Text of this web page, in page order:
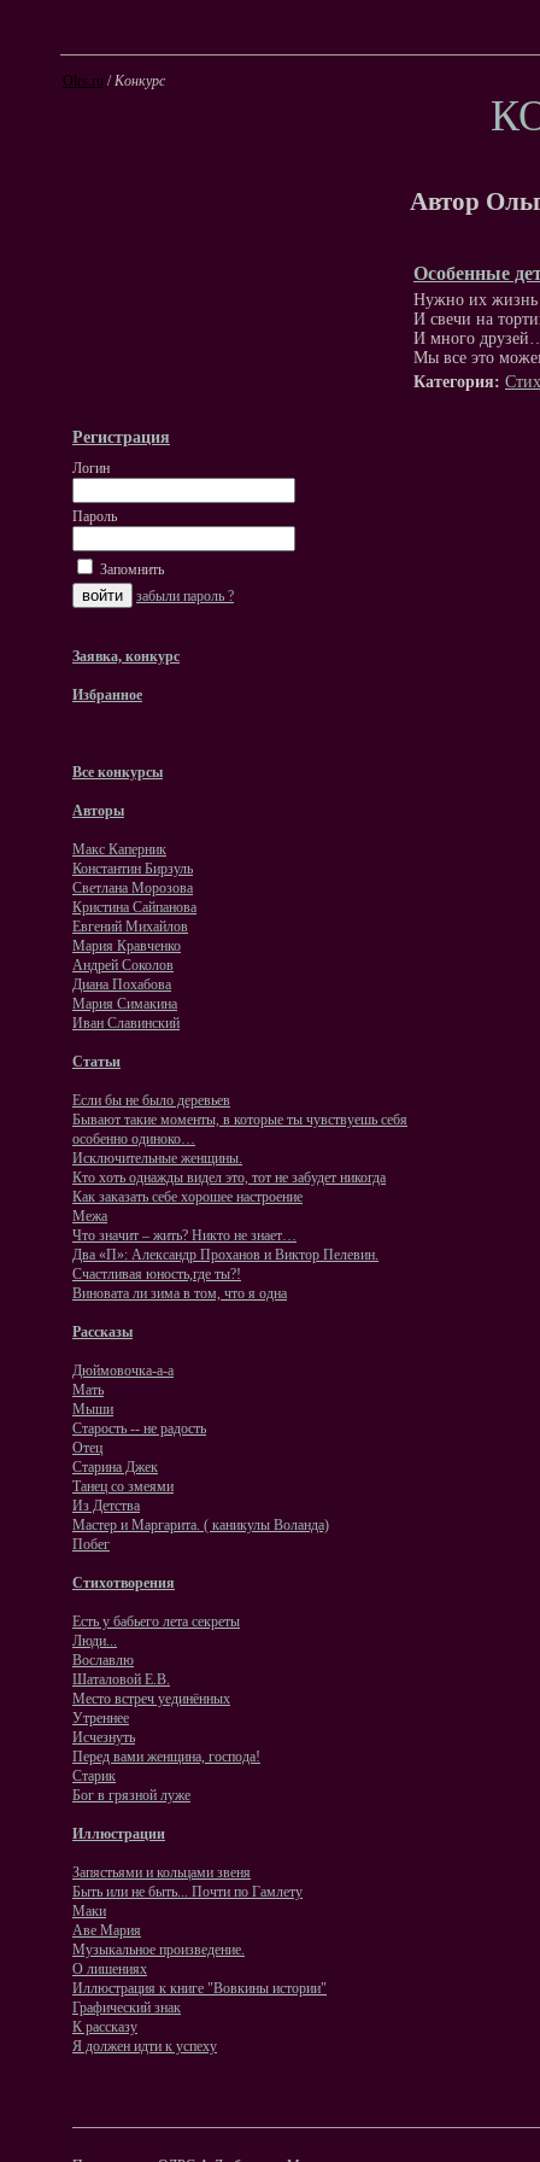
Olrs.ru /Конкурс
Регистрация
Логин
Пароль
Запомнить
забыли пароль ?
Заявка, конкурс
Избранное
Все конкурсы
Авторы
Макс Каперник
Константин Бирзуль
Светлана Морозова
Кристина Сайпанова
Евгений Михайлов
Мария Кравченко
Андрей Соколов
Диана Похабова
Мария Симакина
Иван Славинский
Статьи
Если бы не было деревьев
Бывают такие моменты, в которые ты чувствуешь себя
особенно одиноко…
Исключительные женщины.
Кто хоть однажды видел это, тот не забудет никогда
Как заказать себе хорошее настроение
Межа
Что значит – жить? Никто не знает…
Два «П»: Александр Проханов и Виктор Пелевин.
Счастливая юность,где ты?!
Виновата ли зима в том, что я одна
Рассказы
Дюймовочка-а-а
Мать
Мыши
Старость -- не радость
Отец
Старина Джек
Танец со змеями
Из Детства
Мастер и Маргарита. ( каникулы Воланда)
Побег
Стихотворения
Есть у бабьего лета секреты
Люди...
Вославлю
Шаталовой Е.В.
Место встреч уединённых
Утреннее
Исчезнуть
Перед вами женщина, господа!
Старик
Бог в грязной луже
Иллюстрации
Запястьями и кольцами звеня
Быть или не быть... Почти по Гамлету
Маки
Аве Мария
Музыкальное произведение.
O лишениях
Иллюстрация к книге "Вовкины истории"
Графический знак
К рассказу
Я должен идти к успеху
Автор
Особенные
Нужно их
И свечи на
И много
Мы все это
Категория: